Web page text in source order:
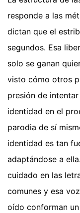
responde a las
dictan que el
segundos. Esa
solo se ganan
visto cómo otros
presión de
identidad en el
parodia de sí
identidad es tan
adaptándose a
cuidado en las
comunes y esa
oído conforman